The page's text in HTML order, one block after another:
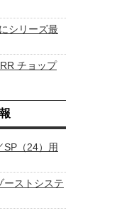
シリーズ最
チョップ
SP（24）用
ーストシステ